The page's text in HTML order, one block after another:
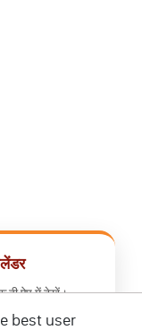
ही ऐप में देखें।
best user